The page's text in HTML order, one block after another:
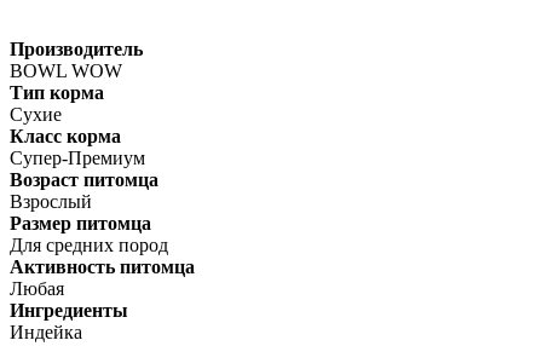
Производитель
BOWL WOW
Тип корма
Сухие
Класс корма
Супер-Премиум
Возраст питомца
Взрослый
Размер питомца
Для средних пород
Активность питомца
Любая
Ингредиенты
Индейка